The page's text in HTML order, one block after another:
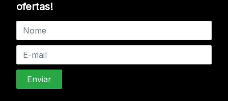
ofertas!